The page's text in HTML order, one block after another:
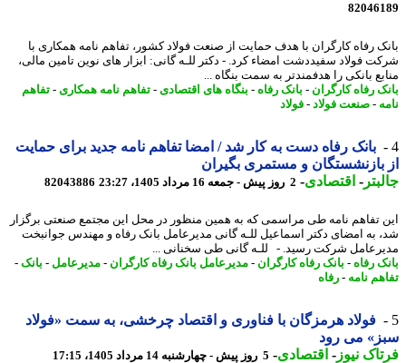
رفاه کارگران با هدف حمایت از صنعت فولاد کشور، تفاهم نامه همکاری با
فولاد سفیددشت امضاء کرد. - دکتر للـه گانی: ابزار های نوین تامین مالی،
بانکی را هدفمندتر به سمت بنگاه ...
رفاه کارگران- بانک رفاه -بنگاه های اقتصادی-تفاهم نامه همکاری- تفاهم
-صنعت فولاد-فولاد
بانک رفاه دست به کار شد / امضا تفاهم نامه جدید برای حمایت
بازنشستگان و مستمری بگیران
-اقتصادی-2 روز پیش - جمعه 16 مرداد 1405، 23:27 82043886
تفاهم نامه طی مراسمی که به همین منظور در محل این مجتمع صنعتی برگزار
به امضای دکتر اسماعیل للـه گانی مدیرعامل بانک رفاه و مهندس جوانبخت
شرکت رسید. - للـه گانی طی سخنانی ...
رفاه -بانک رفاه کارگران- مدیرعامل بانک رفاه کارگران- مدیرعامل-بانک -
نامه -رفاه
فولاد هرمزگان با فناوری و اقتصاد چرخشی، به سمت «فولاد
می رود
نیوز-اقتصادی-5 روز پیش - چهارشنبه 14 مرداد 1405، 17:15